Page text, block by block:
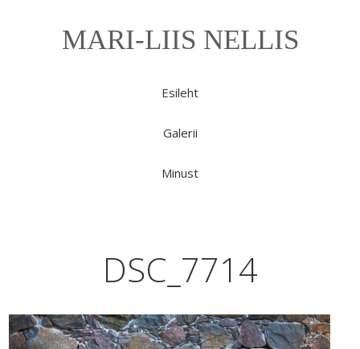
MARI-LIIS NELLIS
Esileht
Galerii
Minust
DSC_7714